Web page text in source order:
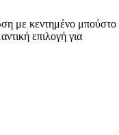
με κεντημένο μπούστο
επιλογή για